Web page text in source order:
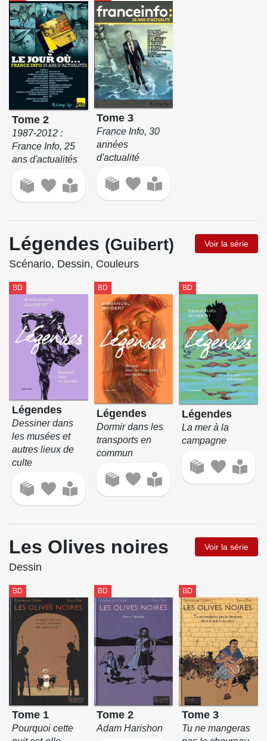
Tome 2
1987-2012 :
France Info, 25
ans d'actualités
Tome 3
France Info, 30
années
d'actualité
Légendes (Guibert) Voir la série
Scénario, Dessin, Couleurs
BD
Légendes
Dessiner dans
les musées et
autres lieux de
culte
BD
Légendes
Dormir dans les
transports en
commun
BD
Légendes
La mer à la
campagne
Les Olives noires Voir la série
Dessin
BD
Tome 1
Pourquoi cette
BD
Tome 2
Adam Harishon
BD
Tome 3
Tu ne mangeras